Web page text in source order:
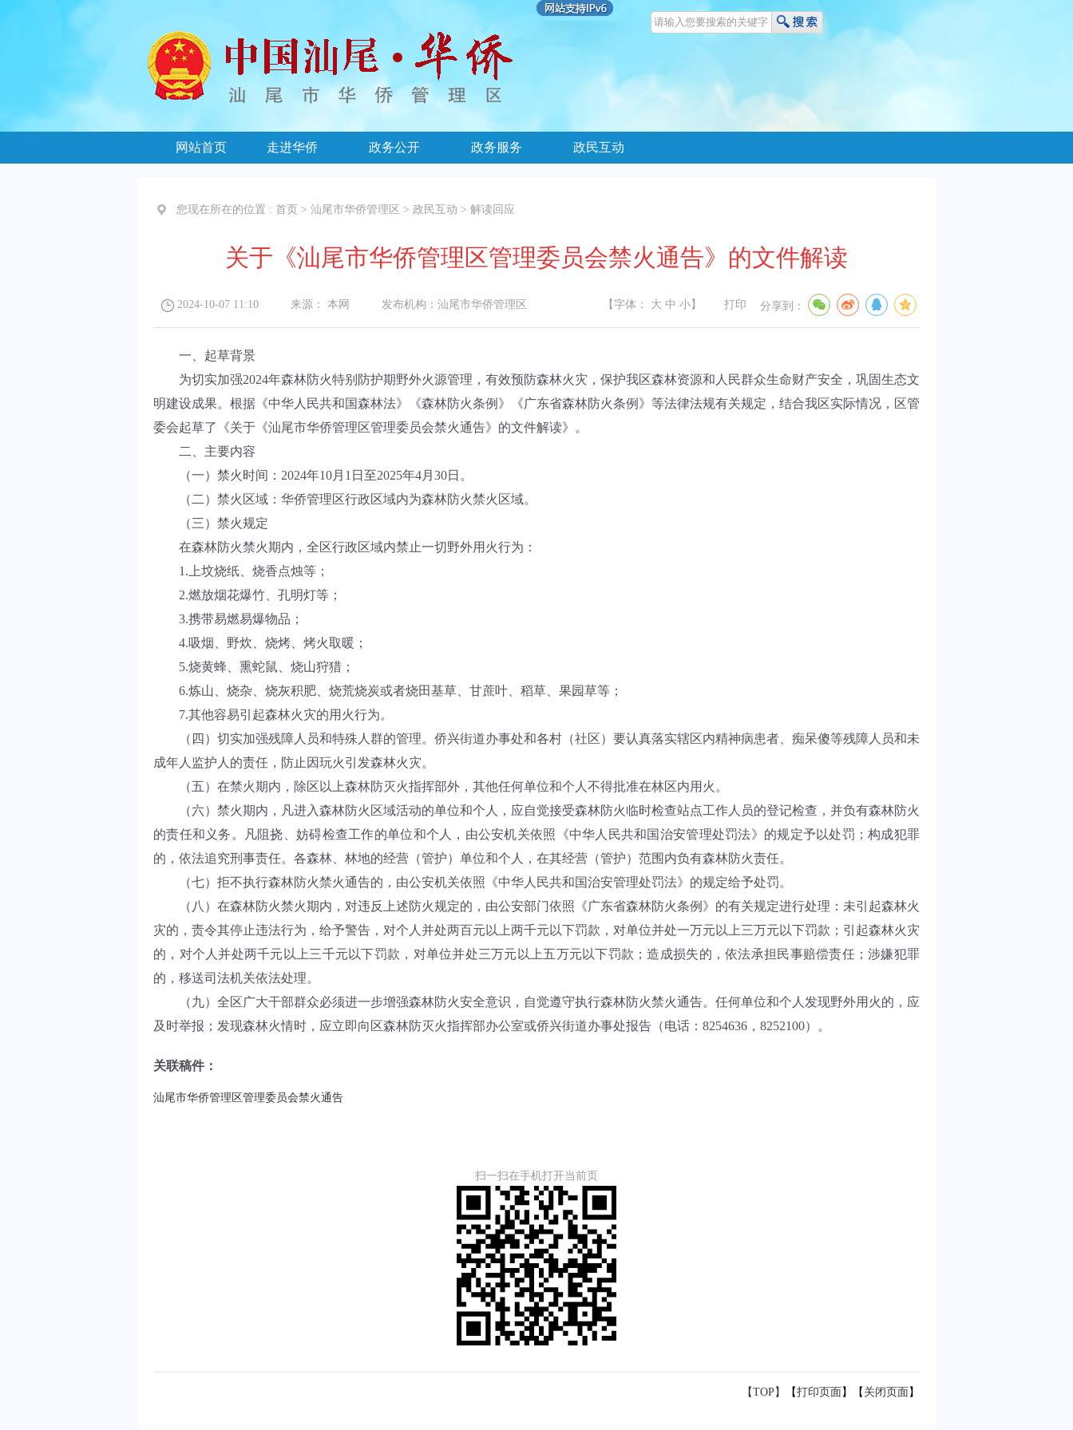
网站首页 走进华侨 政务公开 政务服务 政民互动
您现在所在的位置 : 首页 > 汕尾市华侨管理区 > 政民互动 > 解读回应
关于《汕尾市华侨管理区管理委员会禁火通告》的文件解读
2024-10-07 11:10 来源： 本网 发布机构： 汕尾市华侨管理区 【字体： 大 中 小 】 打印 分享到：
一、起草背景
为切实加强2024年森林防火特别防护期野外火源管理，有效预防森林火灾，保护我区森林资源和人民群众生命财产安全，巩固生态文
明建设成果。根据《中华人民共和国森林法》《森林防火条例》《广东省森林防火条例》等法律法规有关规定， 结合我区实际情况，区管
委会起草了《关于《汕尾市华侨管理区管理委员会禁火通告》的文件解读》。
二、主要内容
（一）禁火时间：2024年10月1日至2025年4月30日。
（二）禁火区域：华侨管理区行政区域内为森林防火禁火区域。
（三）禁火规定
在森林防火禁火期内，全区行政区域内禁止一切野外用火行为：
1.上坟烧纸、烧香点烛等；
2.燃放烟花爆竹、孔明灯等；
3.携带易燃易爆物品；
4.吸烟、野炊、烧烤、烤火取暖；
5.烧黄蜂、熏蛇鼠、烧山狩猎；
6.炼山、烧杂、烧灰积肥、烧荒烧炭或者烧田基草、甘蔗叶、稻草、果园草等；
7.其他容易引起森林火灾的用火行为。
（四）切实加强残障人员和特殊人群的管理。侨兴街道办事处和各村（社区）要认真落实辖区内精神病患者、痴呆傻等残障人员和未
成年人监护人的责任，防止因玩火引发森林火灾。
（五）在禁火期内，除区以上森林防灭火指挥部外，其他任何单位和个人不得批准在林区内用火。
（六）禁火期内，凡进入森林防火区域活动的单位和个人，应自觉接受森林防火临时检查站点工作人员的登记检查，并负有森林防火
的责任和义务。凡阻挠、妨碍检查工作的单位和个人，由公安机关依照《中华人民共和国治安管理处罚法》的规定予以处罚；构成犯罪
的，依法追究刑事责任。各森林、林地的经营（管护）单位和个人，在其经营（管护）范围内负有森林防火责任。
（七）拒不执行森林防火禁火通告的，由公安机关依照《中华人民共和国治安管理处罚法》的规定给予处罚。
（八）在森林防火禁火期内，对违反上述防火规定的，由公安部门依照《广东省森林防火条例》的有关规定进行处理：未引起森林火
灾的，责令其停止违法行为，给予警告，对个人并处两百元以上两千元以下罚款，对单位并处一万元以上三万元以下罚款；引起森林火灾
的，对个人并处两千元以上三千元以下罚款，对单位并处三万元以上五万元以下罚款；造成损失的，依法承担民事赔偿责任；涉嫌犯罪
的，移送司法机关依法处理。
（九）全区广大干部群众必须进一步增强森林防火安全意识，自觉遵守执行森林防火禁火通告。任何单位和个人发现野外用火的，应
及时举报；发现森林火情时，应立即向区森林防灭火指挥部办公室或侨兴街道办事处报告（电话：8254636，8252100）。
关联稿件：
汕尾市华侨管理区管理委员会禁火通告
扫一扫在手机打开当前页
【TOP】 【打印页面 】【 关闭页面 】